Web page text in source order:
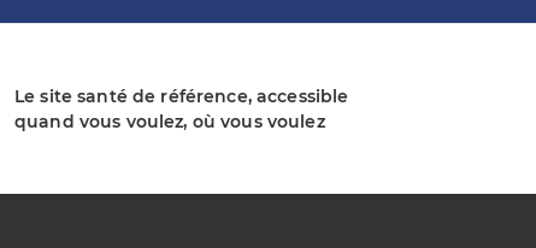
Le site santé de référence, accessible
quand vous voulez, où vous voulez